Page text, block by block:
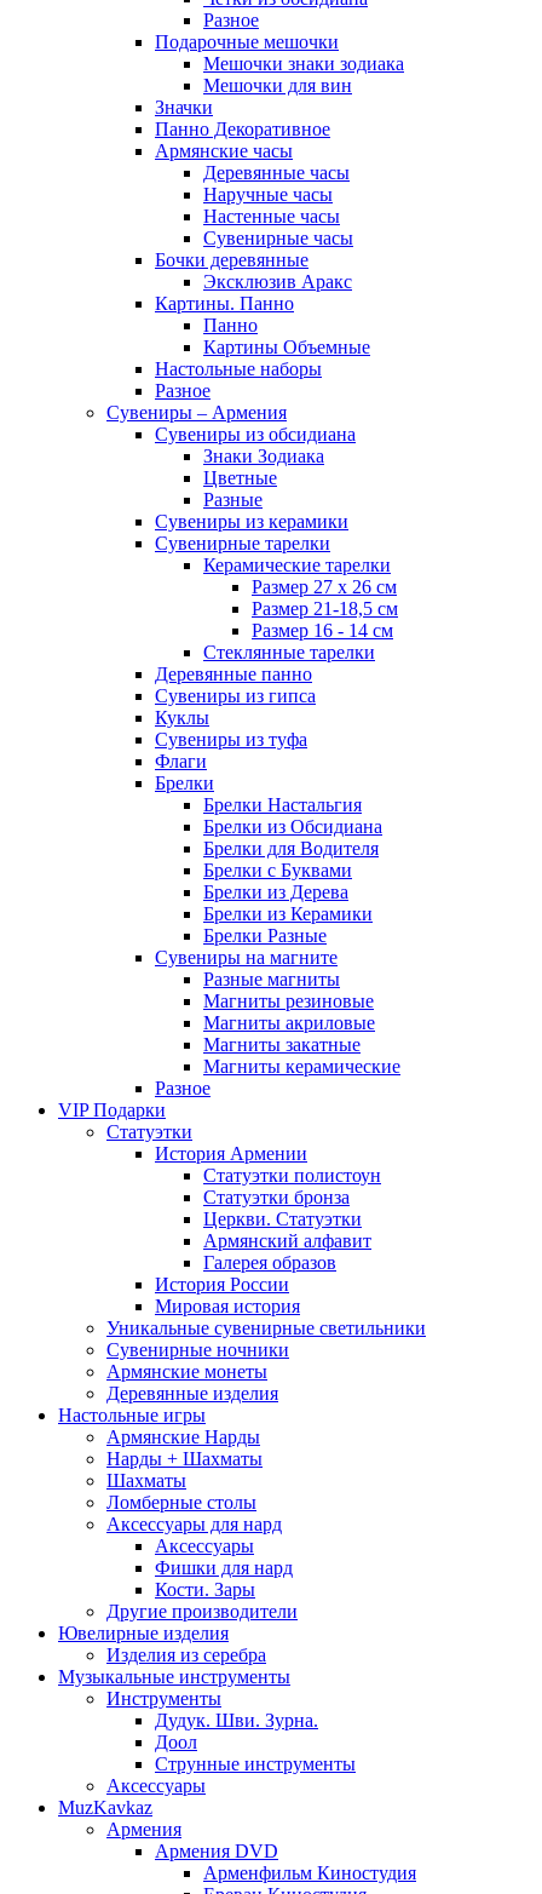
Разное
Подарочные мешочки
Мешочки знаки зодиака
Мешочки для вин
Значки
Панно Декоративное
Армянские часы
Деревянные часы
Наручные часы
Настенные часы
Сувенирные часы
Бочки деревянные
Эксклюзив Аракс
Картины. Панно
Панно
Картины Объемные
Настольные наборы
Разное
Сувениры – Армения
Сувениры из обсидиана
Знаки Зодиака
Цветные
Разные
Сувениры из керамики
Сувенирные тарелки
Керамические тарелки
Размер 27 х 26 см
Размер 21-18,5 см
Размер 16 - 14 см
Стеклянные тарелки
Деревянные панно
Сувениры из гипса
Куклы
Сувениры из туфа
Флаги
Брелки
Брелки Настальгия
Брелки из Обсидиана
Брелки для Водителя
Брелки с Буквами
Брелки из Дерева
Брелки из Керамики
Брелки Разные
Сувениры на магните
Разные магниты
Магниты резиновые
Магниты акриловые
Магниты закатные
Магниты керамические
Разное
VIP Подарки
Статуэтки
История Армении
Статуэтки полистоун
Статуэтки бронза
Церкви. Статуэтки
Армянский алфавит
Галерея образов
История России
Мировая история
Уникальные сувенирные светильники
Сувенирные ночники
Армянские монеты
Деревянные изделия
Настольные игры
Армянские Нарды
Нарды + Шахматы
Шахматы
Ломберные столы
Аксессуары для нард
Аксессуары
Фишки для нард
Кости. Зары
Другие производители
Ювелирные изделия
Изделия из серебра
Музыкальные инструменты
Инструменты
Дудук. Шви. Зурна.
Доол
Струнные инструменты
Аксессуары
MuzKavkaz
Армения
Армения DVD
Арменфильм Киностудия